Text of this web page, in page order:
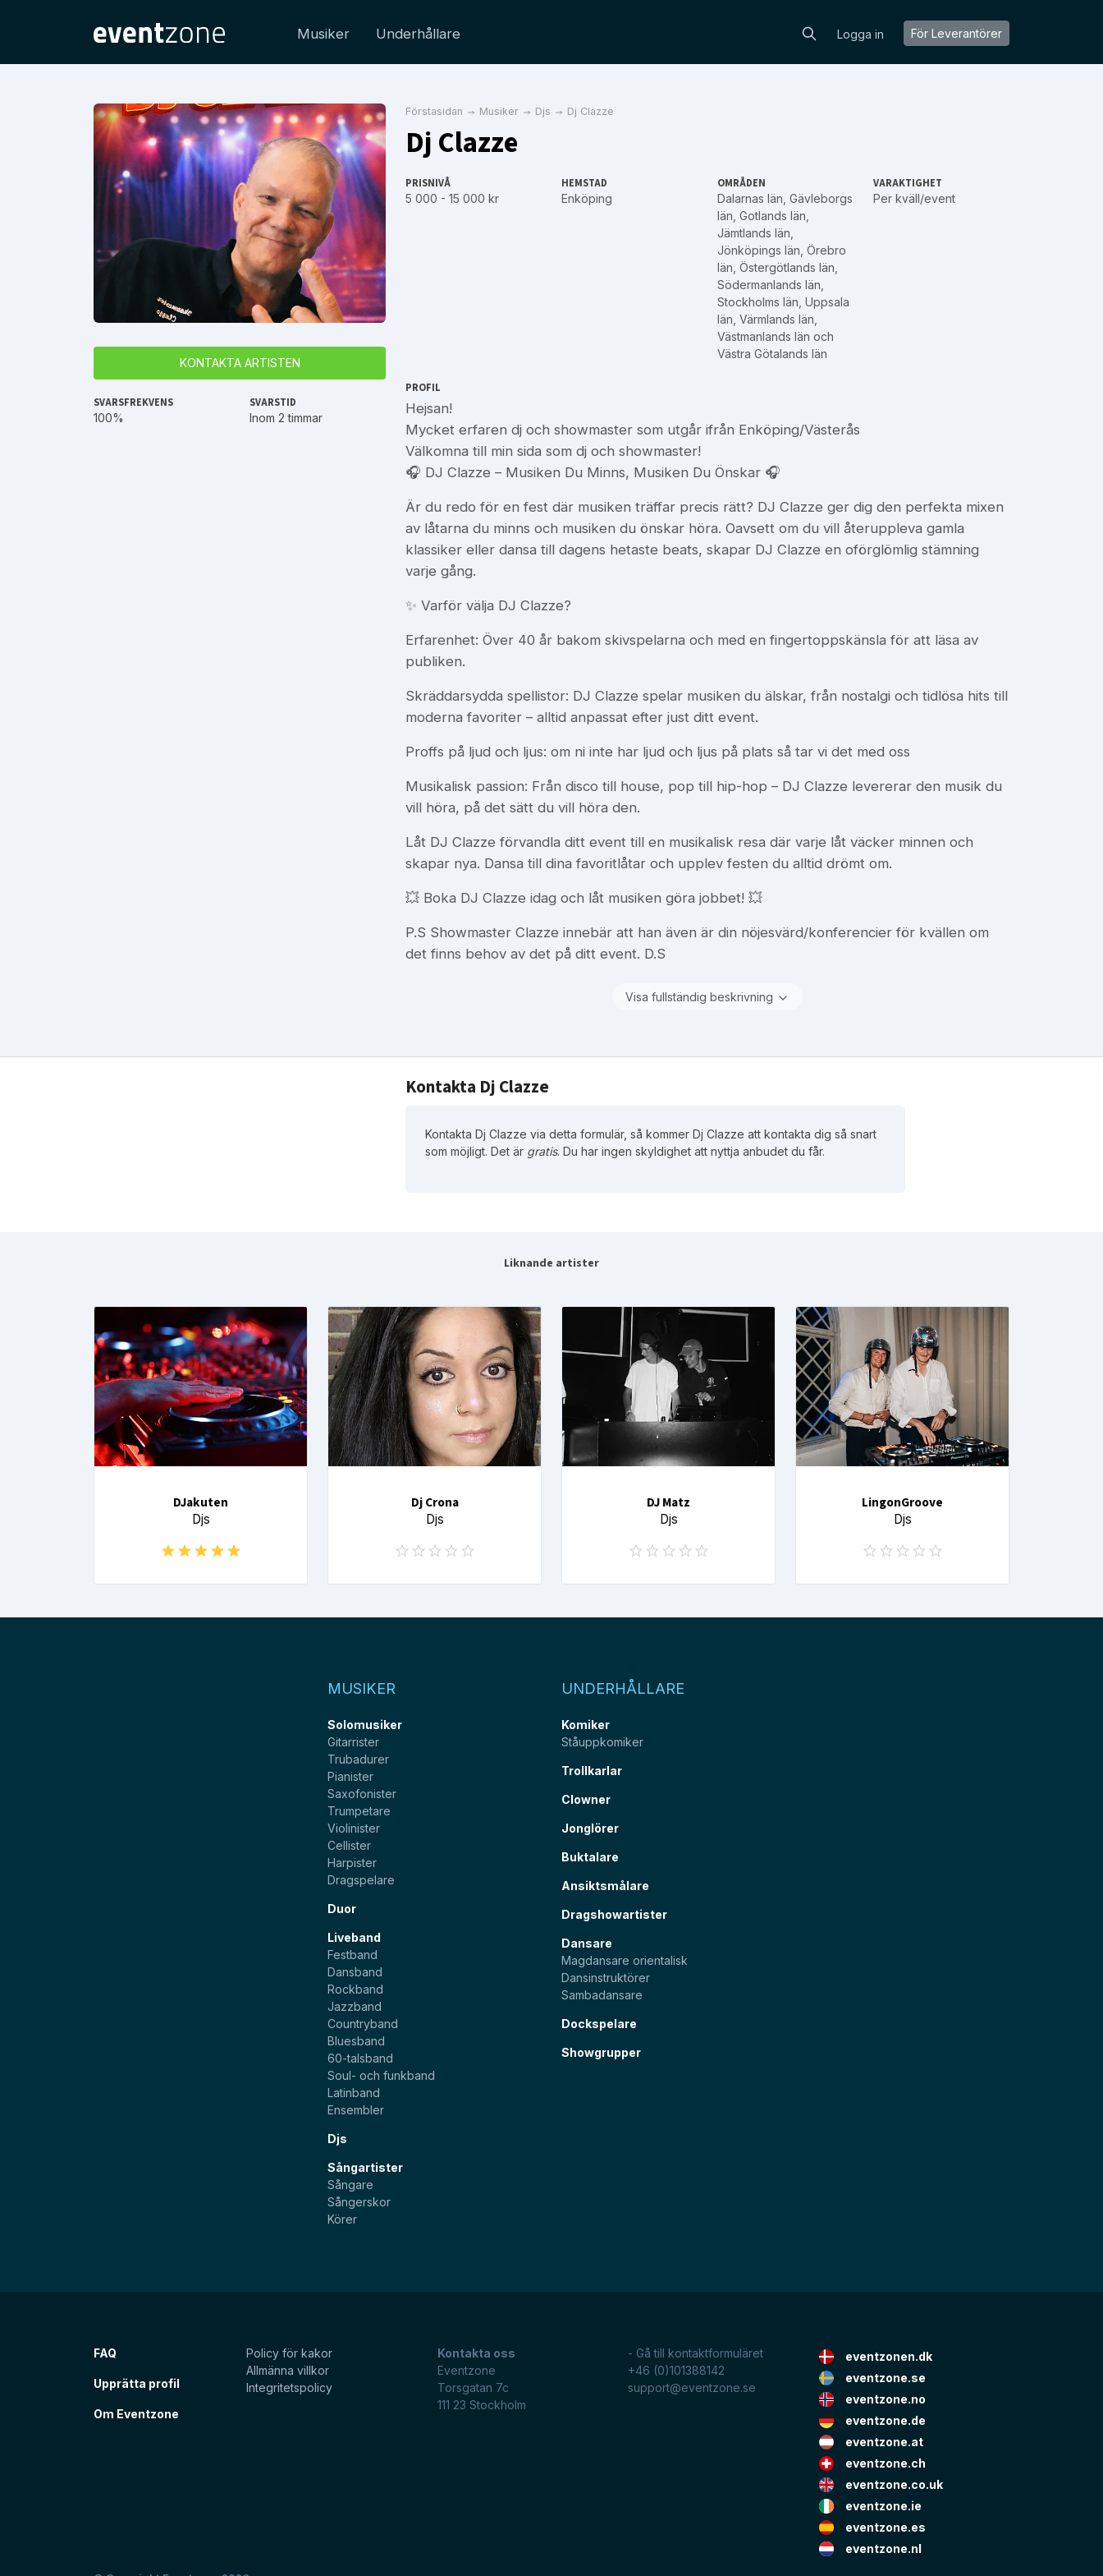
Musiker Underhållare Logga in För Leverantörer
KONTAKTA ARTISTEN
SVARSFREKVENS
100%
SVARSTID
Inom 2 timmar
Förstasidan Musiker Djs Dj Clazze
Dj Clazze
PRISNIVÅ
5 000 - 15 000 kr
HEMSTAD
Enköping
OMRÅDEN
Dalarnas län Gävleborgs
län Gotlands län
Jämtlands län
Jönköpings län Örebro
län Östergötlands län
Södermanlands län
Stockholms län Uppsala
län Värmlands län
Västmanlands län och
Västra Götalands län
VARAKTIGHET
Per kväll/event
PROFIL
Hejsan!
Mycket erfaren dj och showmaster som utgår ifrån Enköping/Västerås
Välkomna till min sida som dj och showmaster!
🎧 DJ Clazze – Musiken Du Minns, Musiken Du Önskar 🎧
Är du redo för en fest där musiken träffar precis rätt? DJ Clazze ger dig den perfekta mixen
av låtarna du minns och musiken du önskar höra. Oavsett om du vill återuppleva gamla
klassiker eller dansa till dagens hetaste beats, skapar DJ Clazze en oförglömlig stämning
varje gång.
✨ Varför välja DJ Clazze?
Erfarenhet: Över 40 år bakom skivspelarna och med en fingertoppskänsla för att läsa av
publiken.
Skräddarsydda spellistor: DJ Clazze spelar musiken du älskar, från nostalgi och tidlösa hits till
moderna favoriter – alltid anpassat efter just ditt event.
Proffs på ljud och ljus: om ni inte har ljud och ljus på plats så tar vi det med oss
Musikalisk passion: Från disco till house, pop till hip-hop – DJ Clazze levererar den musik du
vill höra, på det sätt du vill höra den.
Låt DJ Clazze förvandla ditt event till en musikalisk resa där varje låt väcker minnen och
skapar nya. Dansa till dina favoritlåtar och upplev festen du alltid drömt om.
💥 Boka DJ Clazze idag och låt musiken göra jobbet! 💥
P.S Showmaster Clazze innebär att han även är din nöjesvärd/konferencier för kvällen om
det finns behov av det på ditt event. D.S
Visa fullständig beskrivning
Kontakta Dj Clazze
Kontakta Dj Clazze via detta formulär, så kommer Dj Clazze att kontakta dig så snart
som möjligt. Det är gratis. Du har ingen skyldighet att nyttja anbudet du får.
Liknande artister
DJakuten
Djs
Dj Crona
Djs
DJ Matz
Djs
LingonGroove
Djs
MUSIKER
Solomusiker
Gitarrister
Trubadurer
Pianister
Saxofonister
Trumpetare
Violinister
Cellister
Harpister
Dragspelare
Duor
Liveband
Festband
Dansband
Rockband
Jazzband
Countryband
Bluesband
60-talsband
Soul- och funkband
Latinband
Ensembler
Djs
Sångartister
Sångare
Sångerskor
Körer
UNDERHÅLLARE
Komiker
Ståuppkomiker
Trollkarlar
Clowner
Jonglörer
Buktalare
Ansiktsmålare
Dragshowartister
Dansare
Magdansare orientalisk
Dansinstruktörer
Sambadansare
Dockspelare
Showgrupper
FAQ
Upprätta profil
Om Eventzone
Policy för kakor
Allmänna villkor
Integritetspolicy
Kontakta oss
Eventzone
Torsgatan 7c
111 23 Stockholm
- Gå till kontaktformuläret
+46 (0)101388142
support@eventzone.se
eventzonen.dk
eventzone.se
eventzone.no
eventzone.de
eventzone.at
eventzone.ch
eventzone.co.uk
eventzone.ie
eventzone.es
eventzone.nl